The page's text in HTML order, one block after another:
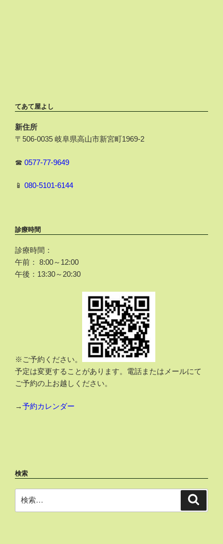
てあて屋よし
新住所
〒506-0035 岐阜県高山市新宮町1969-2
☎ 0577-77-9649
📱 080-5101-6144
診療時間
診療時間：
午前： 8:00～12:00
午後：13:30～20:30
※ご予約ください。
予定は変更することがあります。電話またはメールにて
ご予約の上お越しください。
→予約カレンダー
検索
索: